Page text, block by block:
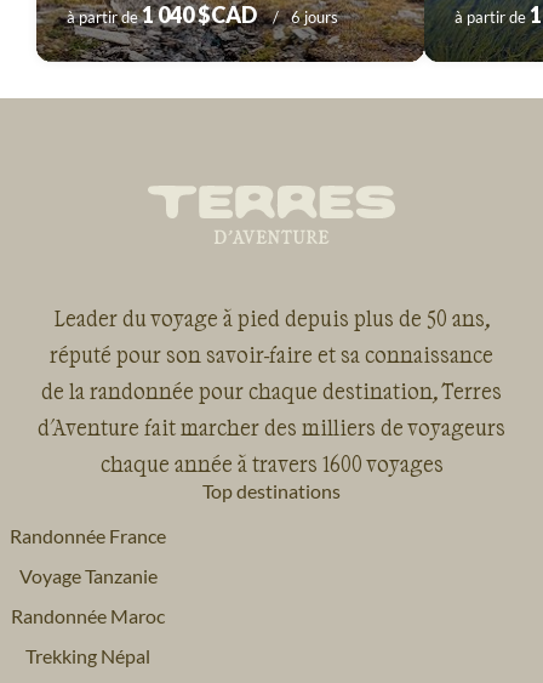
à partir de1 040 $CAD 6 jours à partir de
Leader du voyage à pied depuis plus de 50 ans,
réputé pour son savoir-faire et sa connaissance
de la randonnée pour chaque destination, Terres
d'Aventure fait marcher des milliers de voyageurs
chaque année à travers 1600 voyages
Top destinations
Randonnée France
Voyage Tanzanie
Randonnée Maroc
Trekking Népal